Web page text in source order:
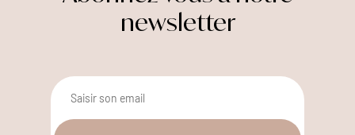
newsletter